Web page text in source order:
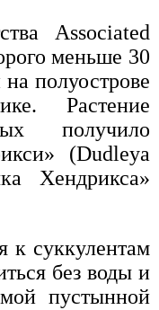
Associated
меньше 30
полуострове
Растение
получило
(Dudleya
Хендрикса»
к суккулентам
без воды и
пустынной